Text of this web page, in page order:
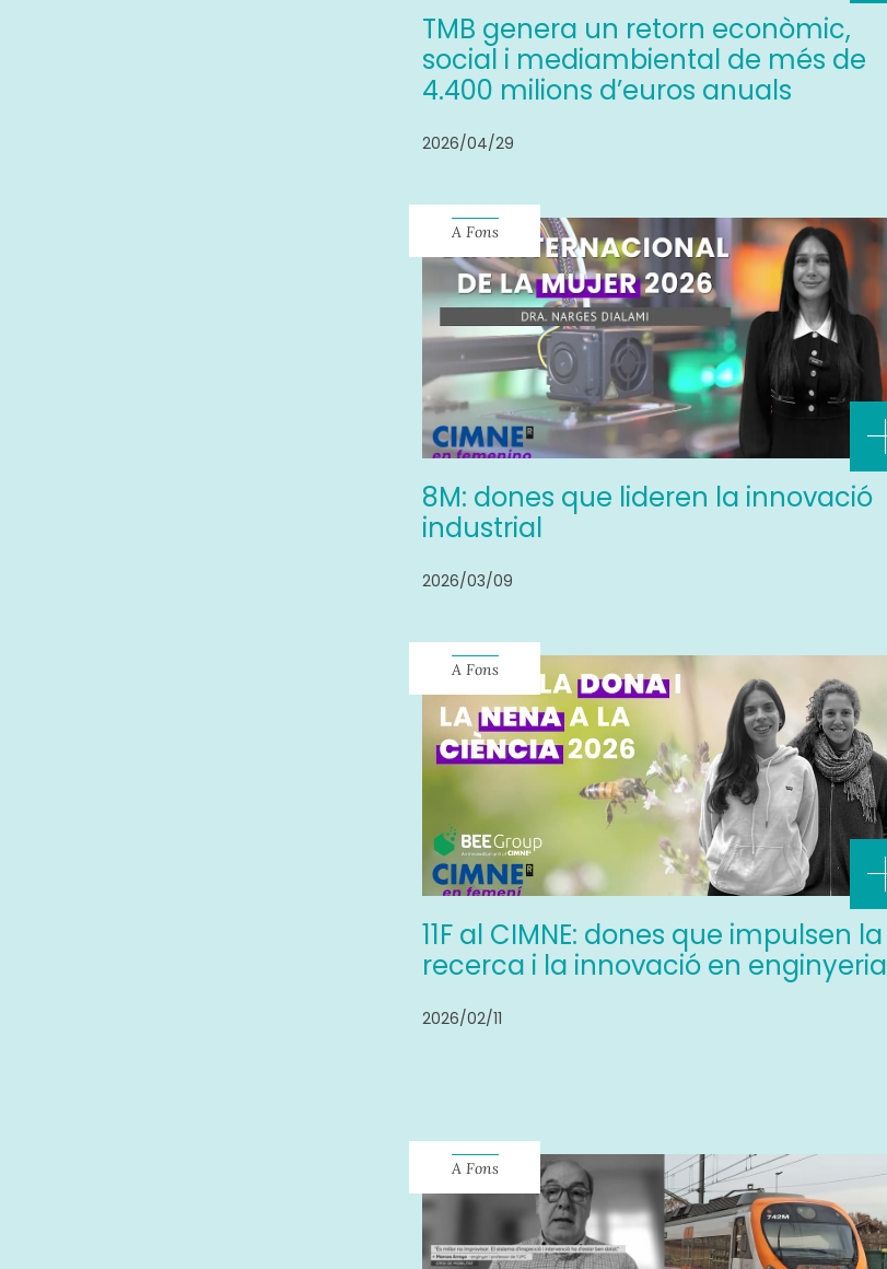
TMB genera un retorn econòmic,
social i mediambiental de més de
4.400 milions d’euros anuals
2026/04/29
A Fons
8M: dones que lideren la innovació
industrial
2026/03/09
A Fons
11F al CIMNE: dones que impulsen la
recerca i la innovació en enginyeria
2026/02/11
A Fons